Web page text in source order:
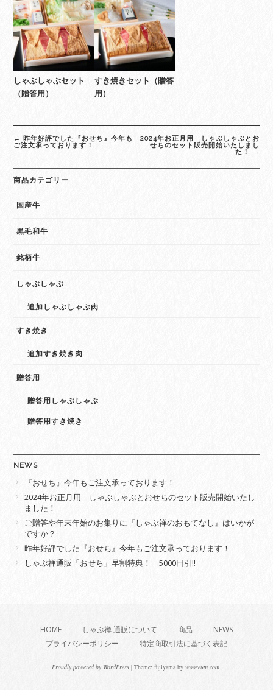
しゃぶしゃぶセット
（贈答用）
すき焼きセット（贈答
用）
navigation
← 昨年好評でした『おせち』今年も
ご注文承っております！
2024年お正月用 しゃぶしゃぶとお
せちのセット販売開始いたしまし
た！ →
商品カテゴリー
国産牛
黒毛和牛
銘柄牛
しゃぶしゃぶ
追加しゃぶしゃぶ肉
すき焼き
追加すき焼き肉
贈答用
贈答用しゃぶしゃぶ
贈答用すき焼き
NEWS
『おせち』今年もご注文承っております！
2024年お正月用 しゃぶしゃぶとおせちのセット販売開始いたし
ました！
ご贈答や年末年始のお集りに『しゃぶ禅のおもてなし』はいかが
ですか？
昨年好評でした『おせち』今年もご注文承っております！
しゃぶ禅通販「おせち」早割特典！ 5000円引‼
HOME しゃぶ禅 通販について 商品
NEWS
プライバシーポリシー
特定商取引法に基づく表記
Proudly powered by WordPress | Theme: fujiyama by wooseum.com.